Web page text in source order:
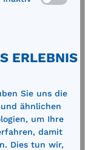
ERLEBNIS
Sie uns die
ähnlichen
um Ihre
damit
Dies tun wir,